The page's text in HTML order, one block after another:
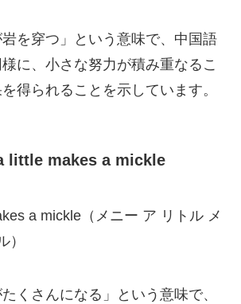
岩を穿つ」という意味で、中国語
に、小さな努力が積み重なるこ
得られることを示しています。
little makes a mickle
a mickle（メニー ア リトル メ
）
たくさんになる」という意味で、